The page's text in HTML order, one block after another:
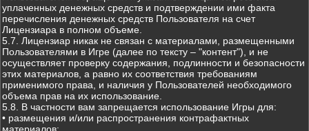
уплаченных денежных средств и подтверждении ими факта
перечисления денежных средств Пользователя на счет
Лицензиара в полном объеме.
5.7. Лицензиар никак не связан с материалами, размещенными
Пользователями в Игре (далее по тексту – "контент"), и не
осуществляет проверку содержания, подлинности и безопасности
этих материалов, а равно их соответствия требованиям
применимого права, и наличия у Пользователей необходимого
объема прав на их использование.
5.8. В частности вам запрещается использование Игры для:
• размещения и/или распространения контрафактных